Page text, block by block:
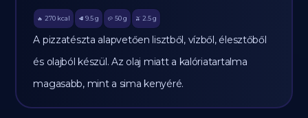
🔥 270 kcal 🥩 9.5 g 🥔 50g 🫒 2.5 g
A pizzatészta alapvetően lisztből, vízből, élesztőből
és olajból készül. Az olaj miatt a kalóriatartalma
magasabb, mint a sima kenyéré.